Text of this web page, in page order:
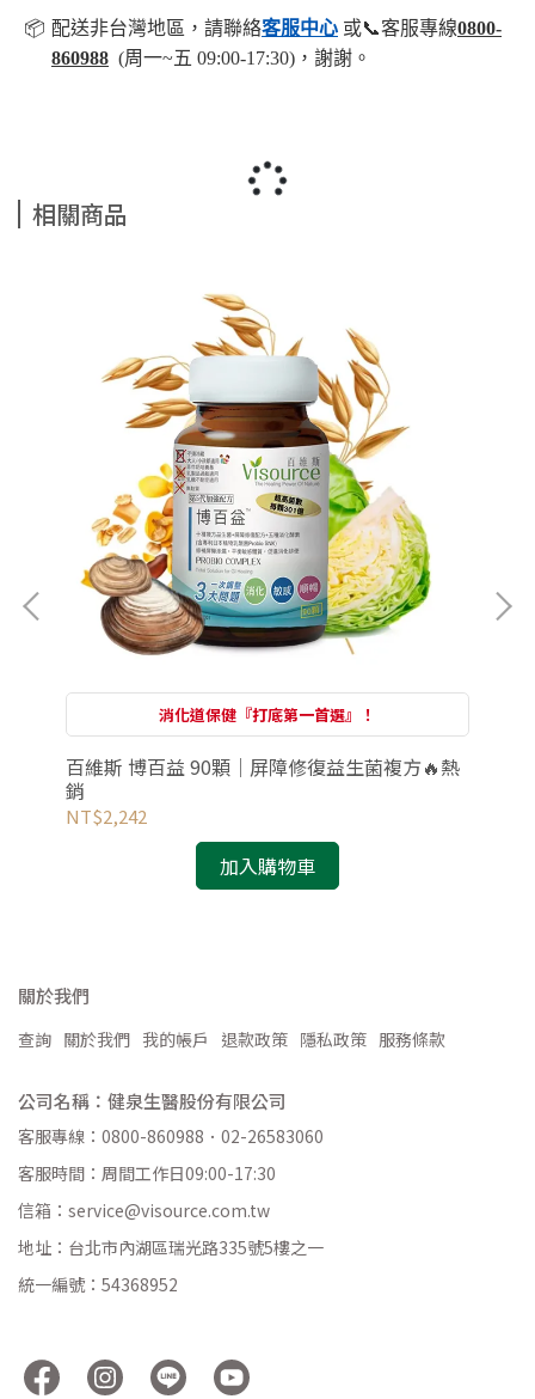
📦️ 配送非台灣地區，請聯絡客服中心 或📞客服專線0800-
860988 (周一~五 09:00-17:30)，謝謝。
相關商品
消化道保健『打底第一首選』！
百維斯 博百益 90顆｜屏障修復益生菌複方🔥熱
銷
NT$2,242
加入購物車
關於我們
查詢 關於我們 我的帳戶 退款政策 隱私政策 服務條款
公司名稱：健泉生醫股份有限公司
客服專線：0800-860988．02-26583060
客服時間：周間工作日09:00-17:30
信箱：service@visource.com.tw
地址：台北市內湖區瑞光路335號5樓之一
統一編號：54368952